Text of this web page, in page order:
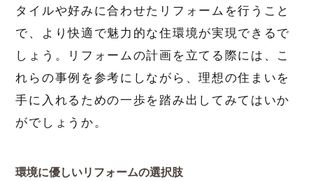
タイルや好みに合わせたリフォームを行うこと
で、より快適で魅力的な住環境が実現できるで
しょう。リフォームの計画を立てる際には、こ
れらの事例を参考にしながら、理想の住まいを
手に入れるための一歩を踏み出してみてはいか
がでしょうか。
環境に優しいリフォームの選択肢